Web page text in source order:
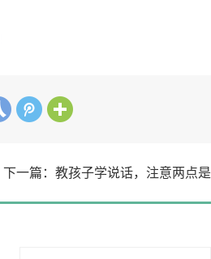
下一篇：教孩子学说话，注意两点是